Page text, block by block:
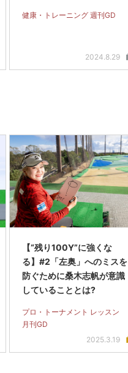
健康・トレーニング 週刊GD
2024.8.29
【“残り100Y”に強くな
る】#2「左奥」へのミスを
防ぐために桑木志帆が意識
していることとは?
プロ・トーナメント レッスン
月刊GD
2025.3.19